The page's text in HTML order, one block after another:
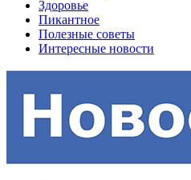
Здоровье
Пикантное
Полезные советы
Интересные новости